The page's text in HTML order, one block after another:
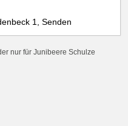
1, Senden
nur für Junibeere Schulze